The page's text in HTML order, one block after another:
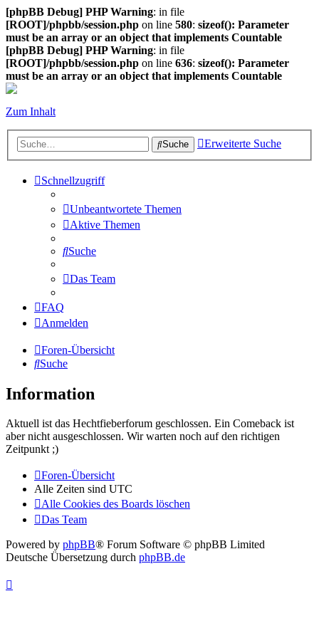
[phpBB Debug] PHP Warning: in file
[ROOT]/phpbb/session.php on line 580: sizeof(): Parameter
must be an array or an object that implements Countable
[phpBB Debug] PHP Warning: in file
[ROOT]/phpbb/session.php on line 636: sizeof(): Parameter
must be an array or an object that implements Countable
Zum Inhalt
Suche Erweiterte Suche
Schnellzugriff
Unbeantwortete Themen
Aktive Themen
Suche
Das Team
FAQ
Anmelden
Foren-Übersicht
Suche
Information
Aktuell ist das Hechtfieberforum geschlossen. Ein Comeback ist
aber nicht ausgeschlossen. Wir warten noch auf den richtigen
Zeitpunkt ;)
Foren-Übersicht
Alle Zeiten sind UTC
Alle Cookies des Boards löschen
Das Team
Powered by phpBB® Forum Software © phpBB Limited
Deutsche Übersetzung durch phpBB.de